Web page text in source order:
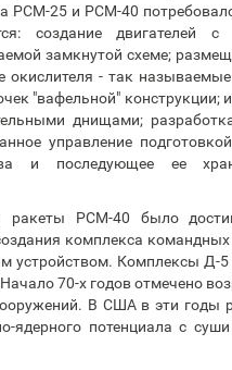
РСМ-25 и РСМ-40
создание двигателей с
замкнутой схеме;
окислителя - так
"вафельной" конструкции;
днищами;
управление
и последующее ее
ракеты РСМ-40 было
комплекса
устройством. Комплексы
Начало 70-х годов отмечено
В США в эти годы
ядерного потенциала с